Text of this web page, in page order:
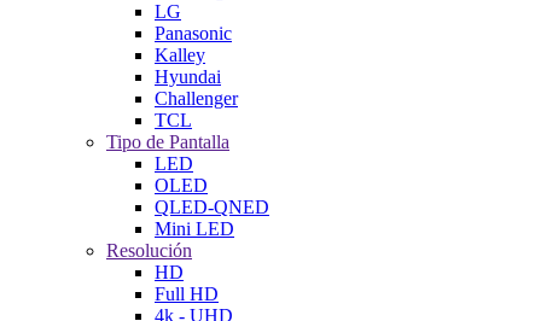
LG
Panasonic
Kalley
Hyundai
Challenger
TCL
Tipo de Pantalla
LED
OLED
QLED-QNED
Mini LED
Resolución
HD
Full HD
4k - UHD